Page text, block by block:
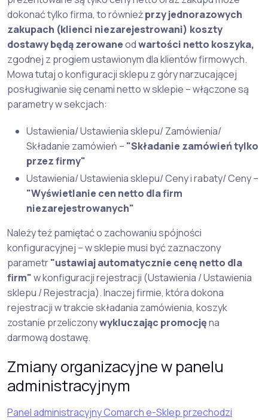
dokonać tylko firma, to równieżprzy jednorazowych
zakupach (klienci niezarejestrowani) koszty
dostawy będą zerowaneodwartości netto koszyka,
zgodnej z progiem ustawionym dla klientów firmowych.
Mowa tutaj o konfiguracji sklepu z góry narzucającej
posługiwanie się cenami netto w sklepie – włączone są
parametry w sekcjach:
Ustawienia/ Ustawienia sklepu/ Zamówienia/
Składanie zamówień – "Składanie zamówień tylko
przez firmy"
Ustawienia/ Ustawienia sklepu/ Ceny i rabaty/ Ceny –
"Wyświetlanie cen netto dla firm
niezarejestrowanych"
Należy też pamiętać o zachowaniu spójności
konfiguracyjnej – w sklepie musi być zaznaczony
parametr"ustawiaj automatycznie cenę netto dla
firm"w konfiguracji rejestracji (Ustawienia / Ustawienia
sklepu / Rejestracja). Inaczej firmie, która dokona
rejestracji w trakcie składania zamówienia, koszyk
zostanie przeliczonywykluczając promocjęna
darmową dostawę.
Zmiany organizacyjne w panelu
administracyjnym
Panel administracyjny Comarch e-Sklep przechodzi